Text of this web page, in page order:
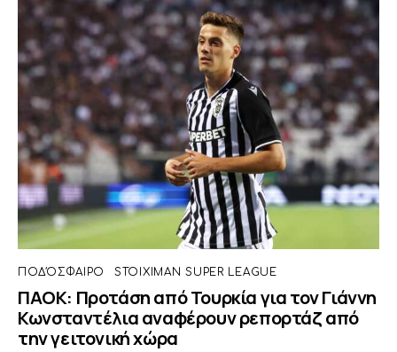
ΠΟΔΌΣΦΑΙΡΟ STOIXIMAN SUPER LEAGUE
ΠΑΟΚ: Προτάση από Τουρκία για τον Γιάννη
Κωνσταντέλια αναφέρουν ρεπορτάζ από
την γειτονική χώρα